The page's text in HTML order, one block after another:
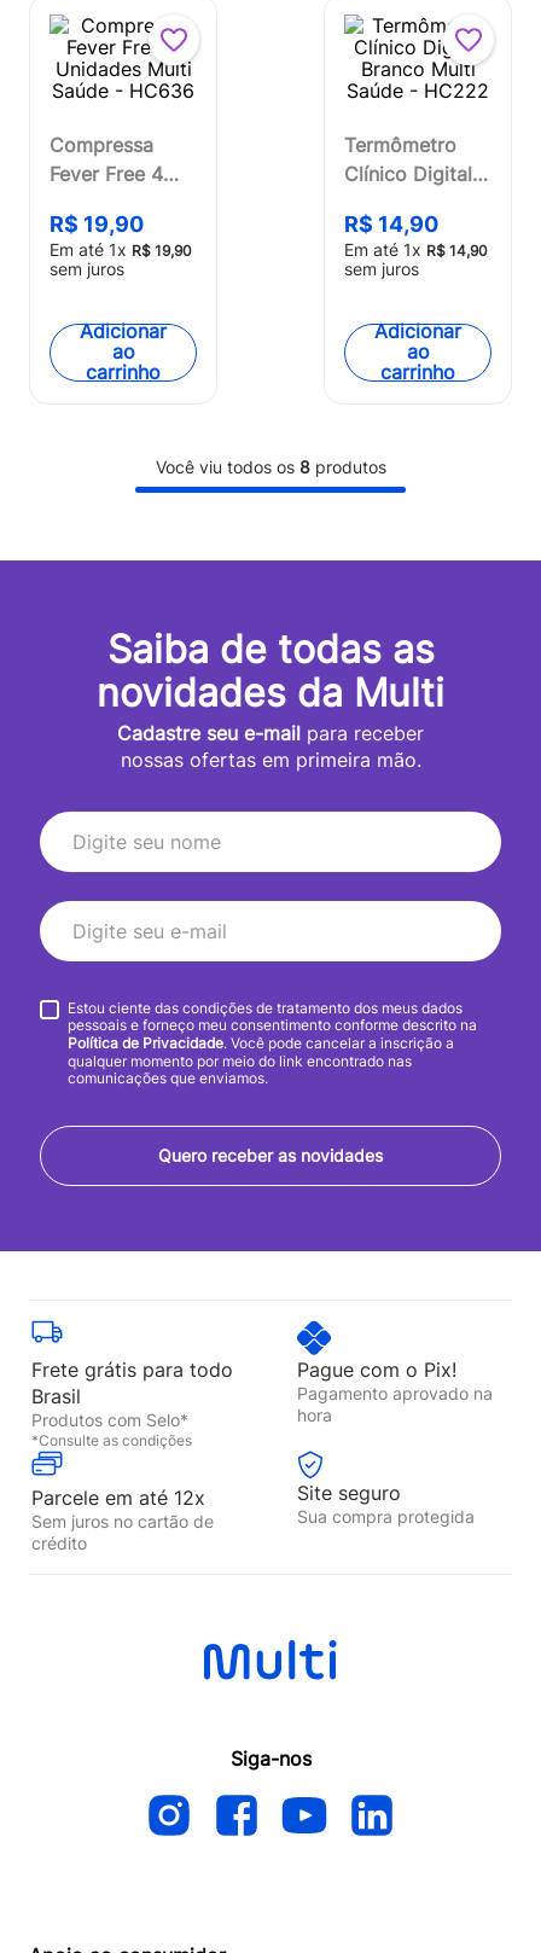
Compressa
Fever Free 4
Saúde - HC636
R$ 19,90
Em até 1x R$ 19,90
sem juros
Adicionar
ao
carrinho
Termômetro
Clínico Digital
Saúde - HC222
R$ 14,90
Em até 1x R$ 14,90
sem juros
Adicionar
ao
carrinho
Você viu todos os 8produtos
Saiba de todas as
novidades da Multi
Cadastre seu e-mail para receber
nossas ofertas em primeira mão.
Quero receber as novidades
Estou ciente das condições de tratamento dos meus dados
pessoais e forneço meu consentimento conforme descrito na
Política de Privacidade. Você pode cancelar a inscrição a
qualquer momento por meio do link encontrado nas
comunicações que enviamos.
Frete grátis para todo
Brasil
Produtos com Selo*
*Consulte as condições
Pague com o Pix!
Pagamento aprovado na
hora
Parcele em até 12x
Sem juros no cartão de
crédito
Site seguro
Sua compra protegida
Siga-nos